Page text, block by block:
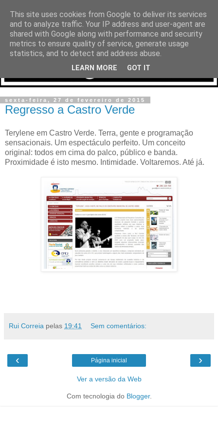
sexta-feira, 27 de fevereiro de 2015
Regresso a Castro Verde
Terylene em Castro Verde. Terra, gente e programação
sensacionais. Um espectáculo perfeito. Um conceito
original: todos em cima do palco, público e banda.
Proximidade é isto mesmo. Intimidade. Voltaremos. Até já.
Rui Correia pelas 19:41 Sem comentários:
‹ ›
Página inicial
Ver a versão da Web
Com tecnologia do Blogger.
This site uses cookies from Google to deliver its services
and to analyze traffic. Your IP address and user-agent are
shared with Google along with performance and security
metrics to ensure quality of service, generate usage
statistics, and to detect and address abuse.
LEARN MORE GOT IT